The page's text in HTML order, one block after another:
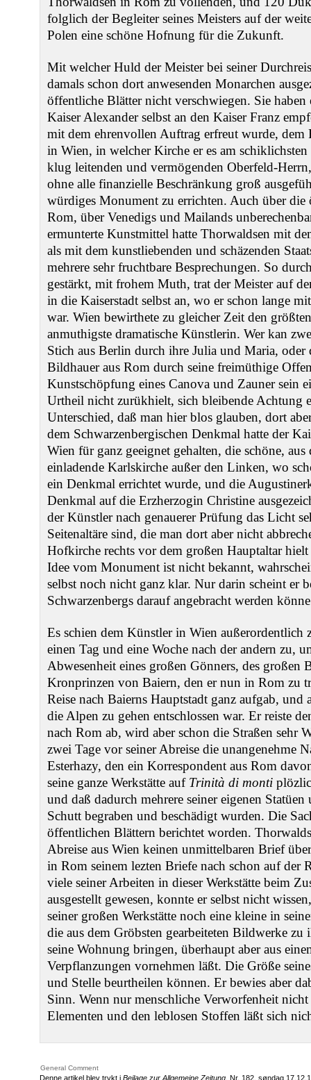
folglich der Begleiter seines Meisters auf der
Polen eine schöne Hofnung für die Zukunft.
Mit welcher Huld der Meister bei seiner
damals schon dort anwesenden Monarchen
öffentliche Blätter nicht verschwiegen. Sie
Kaiser Alexander selbst an den Kaiser Franz
mit dem ehrenvollen Auftrag erfreut wurde, dem
in Wien, in welcher Kirche er es am
klug leitenden und vermögenden Oberfeld-
ohne alle finanzielle Beschränkung groß
würdiges Monument zu errichten. Auch über die
Rom, über Venedigs und Mailands
ermunterte Kunstmittel hatte Thorwaldsen mit
als mit dem kunstliebenden und schäzenden
mehrere sehr fruchtbare Besprechungen. So
gestärkt, mit frohem Muth, trat der Meister auf
in die Kaiserstadt selbst an, wo er schon lange
war. Wien bewirthete zu gleicher Zeit den
anmuthigste dramatische Künstlerin. Wer kan
Stich aus Berlin durch ihre Julia und Maria, oder
Bildhauer aus Rom durch seine freimüthige
Kunstschöpfung eines Canova und Zauner sein
Urtheil nicht zurükhielt, sich bleibende Achtung
Unterschied, daß man hier blos glauben, dort
dem Schwarzenbergischen Denkmal hatte der
Wien für ganz geeignet gehalten, die schöne,
einladende Karlskirche außer den Linken, wo
ein Denkmal errichtet wurde, und die
Denkmal auf die Erzherzogin Christine
der Künstler nach genauerer Prüfung das Licht
Seitenaltäre sind, die man dort aber nicht
Hofkirche rechts vor dem großen Hauptaltar hielt
Idee vom Monument ist nicht bekannt,
selbst noch nicht ganz klar. Nur darin scheint er
Schwarzenbergs darauf angebracht werden
Es schien dem Künstler in Wien außerordentlich
einen Tag und eine Woche nach der andern zu,
Abwesenheit eines großen Gönners, des großen
Kronprinzen von Baiern, den er nun in Rom zu
Reise nach Baierns Hauptstadt ganz aufgab, und
die Alpen zu gehen entschlossen war. Er reiste
nach Rom ab, wird aber schon die Straßen sehr
zwei Tage vor seiner Abreise die unangenehme
Esterhazy, den ein Korrespondent aus Rom
seine ganze Werkstätte auf Trinità di monti
und daß dadurch mehrere seiner eigenen
Schutt begraben und beschädigt wurden. Die
öffentlichen Blättern berichtet worden.
Abreise aus Wien keinen unmittelbaren Brief
in Rom seinem lezten Briefe nach schon auf der
viele seiner Arbeiten in dieser Werkstätte beim
ausgestellt gewesen, konnte er selbst nicht
seiner großen Werkstätte noch eine kleine in
die aus dem Gröbsten gearbeiteten Bildwerke
seine Wohnung bringen, überhaupt aber aus
Verpflanzungen vornehmen läßt. Die Größe
und Stelle beurtheilen können. Er bewies aber
Sinn. Wenn nur menschliche Verworfenheit
Elementen und den leblosen Stoffen läßt sich
General Comment
Denne artikel blev trykt i Beilage zur Allgemeine Zeitung , Nr. 182, søndag